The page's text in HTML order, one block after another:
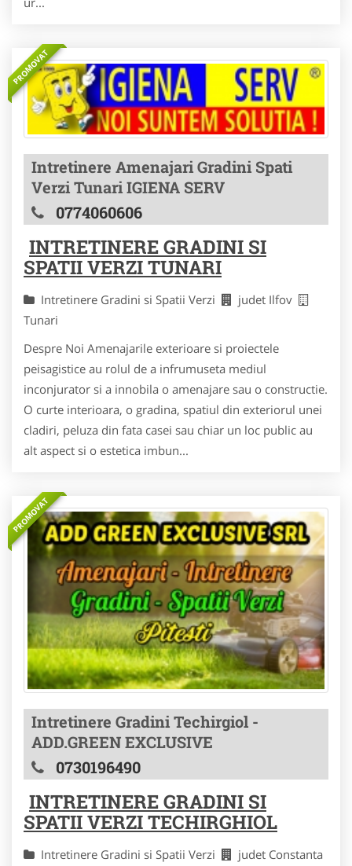
PROMOVAT
Intretinere Amenajari Gradini Spati
Verzi Tunari IGIENA SERV
0774060606
INTRETINERE GRADINI SI
SPATII VERZI TUNARI
Intretinere Gradini si Spatii Verzi
judet Ilfov
Tunari
Despre Noi Amenajarile exterioare si proiectele
peisagistice au rolul de a infrumuseta mediul
inconjurator si a innobila o amenajare sau o constructie.
O curte interioara, o gradina, spatiul din exteriorul unei
cladiri, peluza din fata casei sau chiar un loc public au
alt aspect si o estetica imbun...
PROMOVAT
Intretinere Gradini Techirgiol -
ADD.GREEN EXCLUSIVE
0730196490
INTRETINERE GRADINI SI
SPATII VERZI TECHIRGHIOL
Intretinere Gradini si Spatii Verzi
judet Constanta